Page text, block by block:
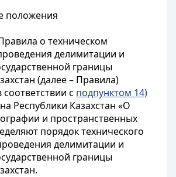
положения
о техническом
делимитации и
границы
(далее – Правила)
с подпунктом 14)
Республики Казахстан «О
и пространственных
порядок технического
делимитации и
границы